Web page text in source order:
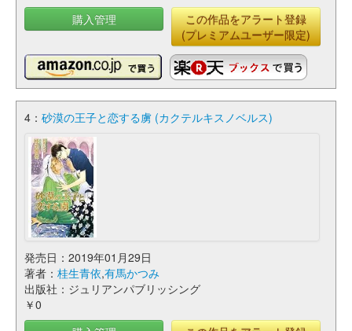
購入管理
この作品をアラート登録
(プレミアムユーザー限定)
4： 砂漠の王子と恋する虜 (カクテルキスノベルス)
発売日：2019年01月29日
著者： 桂生青依,有馬かつみ
出版社：ジュリアンパブリッシング
￥0